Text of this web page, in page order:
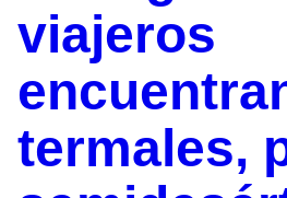
viajeros
termales,